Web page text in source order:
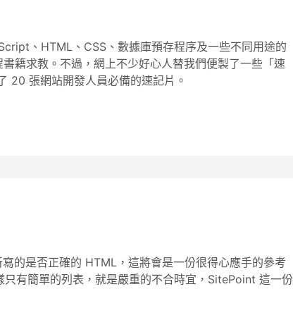
、HTML、CSS、數據庫預存程序及一些不同用途的
籍求教。不過，網上不少好心人替我們便製了一些「速
20 張網站開發人員必備的速記片。
的是否正確的 HTML，這將會是一份很得心應手的參考
只有簡單的列表，就是嚴重的不合時宜，SitePoint 這一份